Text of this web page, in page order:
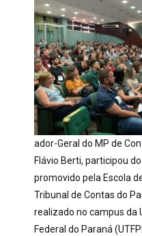
ador-Geral do MP de
Flávio Berti, participou
promovido pela Escola
Tribunal de Contas do
realizado no campus da
Federal do Paraná